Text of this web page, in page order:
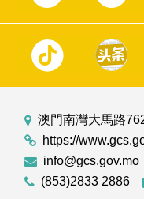
澳門南灣大馬路
https://
info@gcs.gov.mo
(853)2833 2886